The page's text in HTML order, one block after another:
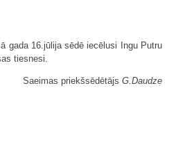
gada 16.jūlija sēdē iecēlusi Ingu Putru
tiesnesi.
Saeimas priekšsēdētājs G.Daudze